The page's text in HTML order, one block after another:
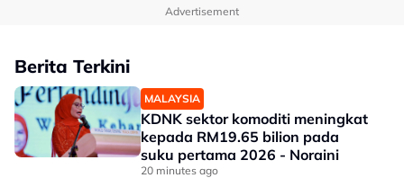
Advertisement
Berita Terkini
MALAYSIA
KDNK sektor komoditi meningkat
kepada RM19.65 bilion pada
suku pertama 2026 - Noraini
20 minutes ago